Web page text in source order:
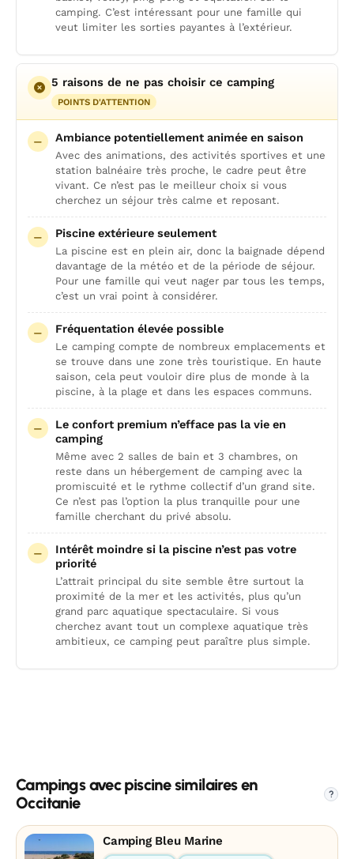
camping. C’est intéressant pour une famille qui
veut limiter les sorties payantes à l’extérieur.
5 raisons de ne pas choisir ce camping
POINTS D'ATTENTION
Ambiance potentiellement animée en saison
Avec des animations, des activités sportives et une
station balnéaire très proche, le cadre peut être
vivant. Ce n’est pas le meilleur choix si vous
cherchez un séjour très calme et reposant.
Piscine extérieure seulement
La piscine est en plein air, donc la baignade dépend
davantage de la météo et de la période de séjour.
Pour une famille qui veut nager par tous les temps,
c’est un vrai point à considérer.
Fréquentation élevée possible
Le camping compte de nombreux emplacements et
se trouve dans une zone très touristique. En haute
saison, cela peut vouloir dire plus de monde à la
piscine, à la plage et dans les espaces communs.
Le confort premium n’efface pas la vie en
camping
Même avec 2 salles de bain et 3 chambres, on
reste dans un hébergement de camping avec la
promiscuité et le rythme collectif d’un grand site.
Ce n’est pas l’option la plus tranquille pour une
famille cherchant du privé absolu.
Intérêt moindre si la piscine n’est pas votre
priorité
L’attrait principal du site semble être surtout la
proximité de la mer et les activités, plus qu’un
grand parc aquatique spectaculaire. Si vous
cherchez avant tout un complexe aquatique très
ambitieux, ce camping peut paraître plus simple.
Campings avec piscine similaires en
Occitanie
?
Camping Bleu Marine